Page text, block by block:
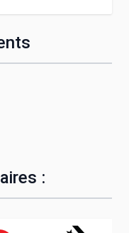
: